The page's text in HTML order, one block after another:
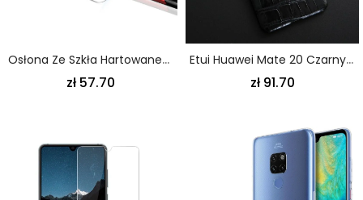
Osłona Ze Szkła Hartowanego Do Obiektywu Huawei Mate 20 Imak
zł 57.70
Etui Huawei Mate 20 Czarny Skóra Z Efektem Krokodyla
zł 91.70